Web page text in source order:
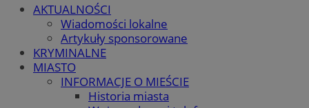
AKTUALNOŚCI
Wiadomości lokalne
Artykuły sponsorowane
KRYMINALNE
MIASTO
INFORMACJE O MIEŚCIE
Historia miasta